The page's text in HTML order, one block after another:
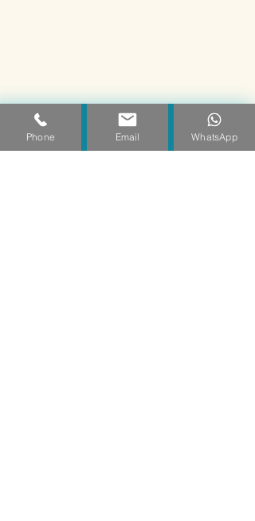
Eye-level view of a cozy reading nook with soft
natural light
Phone Email WhatsApp